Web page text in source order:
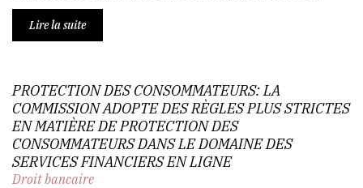
Lire la suite
PROTECTION DES CONSOMMATEURS: LA
COMMISSION ADOPTE DES RÈGLES PLUS STRICTES
EN MATIÈRE DE PROTECTION DES
CONSOMMATEURS DANS LE DOMAINE DES
SERVICES FINANCIERS EN LIGNE
Droit bancaire